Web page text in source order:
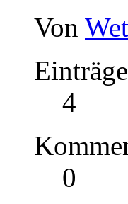
Von
Einträge
4
0